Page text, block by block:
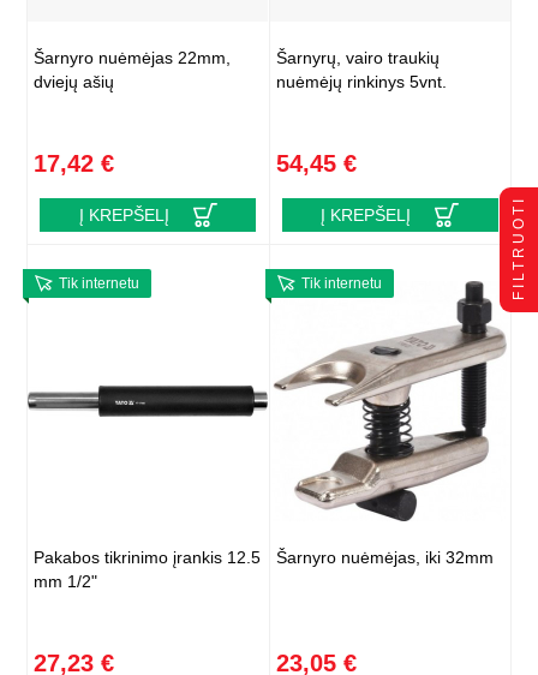
Šarnyro nuėmėjas 22mm,
dviejų ašių
17,42 €
Į KREPŠELĮ
Šarnyrų, vairo traukių
nuėmėjų rinkinys 5vnt.
54,45 €
Į KREPŠELĮ
Tik internetu
Pakabos tikrinimo įrankis 12.5
mm 1/2"
27,23 €
Tik internetu
Šarnyro nuėmėjas, iki 32mm
23,05 €
FILTRUOTI